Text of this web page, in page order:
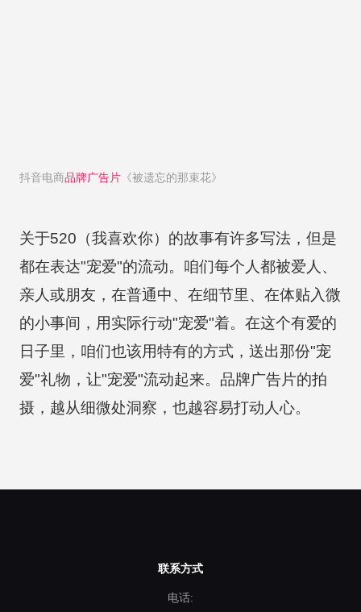
抖音电商品牌广告片《被遗忘的那束花》
关于520（我喜欢你）的故事有许多写法，但是
都在表达"宠爱"的流动。咱们每个人都被爱人、
亲人或朋友，在普通中、在细节里、在体贴入微
的小事间，用实际行动"宠爱"着。在这个有爱的
日子里，咱们也该用特有的方式，送出那份"宠
爱"礼物，让"宠爱"流动起来。品牌广告片的拍
摄，越从细微处洞察，也越容易打动人心。
联系方式
电话: